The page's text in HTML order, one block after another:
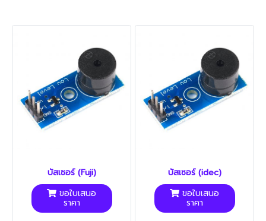
บัสเซอร์ (Fuji)
ขอใบเสนอ
ราคา
บัสเซอร์ (idec)
ขอใบเสนอ
ราคา